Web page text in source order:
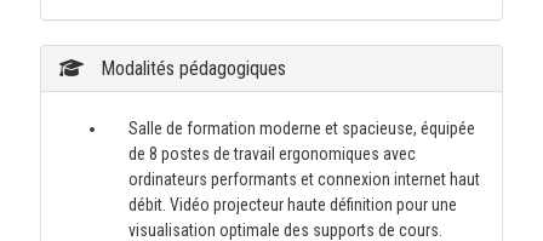
Modalités pédagogiques
Salle de formation moderne et spacieuse, équipée
de 8 postes de travail ergonomiques avec
ordinateurs performants et connexion internet haut
débit. Vidéo projecteur haute définition pour une
visualisation optimale des supports de cours.